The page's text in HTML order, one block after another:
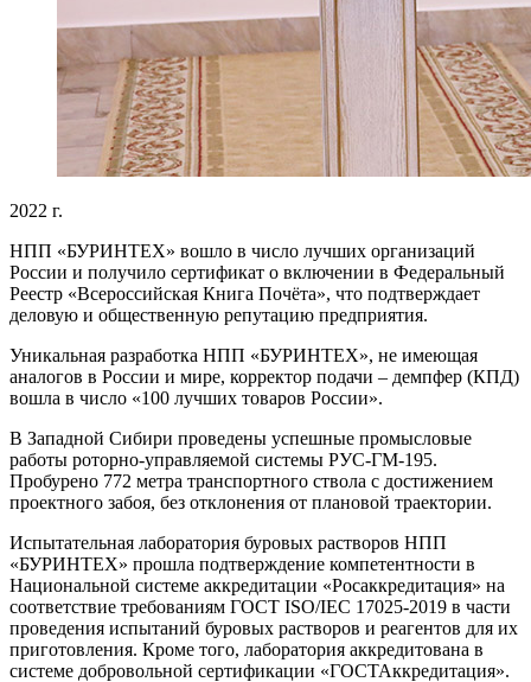
2022 г.
НПП «БУРИНТЕХ» вошло в число лучших организаций
России и получило сертификат о включении в Федеральный
Реестр «Всероссийская Книга Почёта», что подтверждает
деловую и общественную репутацию предприятия.
Уникальная разработка НПП «БУРИНТЕХ», не имеющая
аналогов в России и мире, корректор подачи – демпфер (КПД)
вошла в число «100 лучших товаров России».
В Западной Сибири проведены успешные промысловые
работы роторно-управляемой системы РУС-ГМ-195.
Пробурено 772 метра транспортного ствола с достижением
проектного забоя, без отклонения от плановой траектории.
Испытательная лаборатория буровых растворов НПП
«БУРИНТЕХ» прошла подтверждение компетентности в
Национальной системе аккредитации «Росаккредитация» на
соответствие требованиям ГОСТ ISO/IEC 17025-2019 в части
проведения испытаний буровых растворов и реагентов для их
приготовления. Кроме того, лаборатория аккредитована в
системе добровольной сертификации «ГОСТАккредитация».